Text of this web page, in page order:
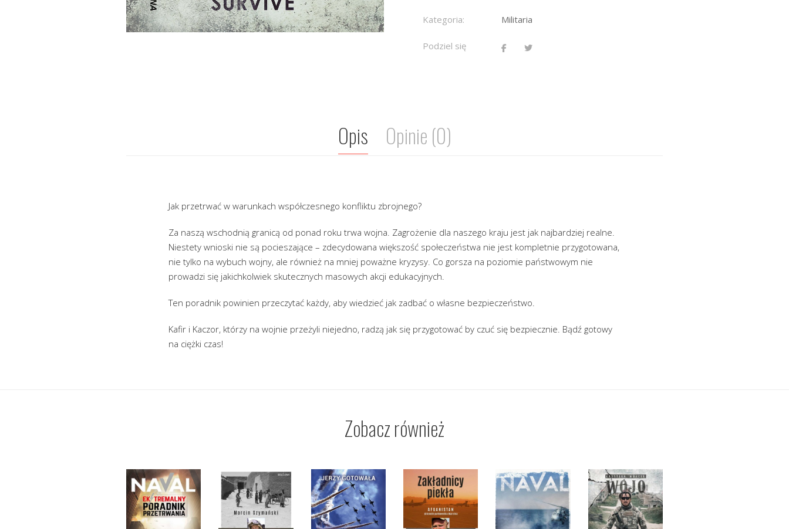
Kategoria: Militaria
Podziel się
Opis Opinie (0)
Jak przetrwać w warunkach współczesnego konfliktu zbrojnego?
Za naszą wschodnią granicą od ponad roku trwa wojna. Zagrożenie dla naszego kraju jest jak najbardziej realne.
Niestety wnioski nie są pocieszające – zdecydowana większość społeczeństwa nie jest kompletnie przygotowana,
nie tylko na wybuch wojny, ale również na mniej poważne kryzysy. Co gorsza na poziomie państwowym nie
prowadzi się jakichkolwiek skutecznych masowych akcji edukacyjnych.
Ten poradnik powinien przeczytać każdy, aby wiedzieć jak zadbać o własne bezpieczeństwo.
Kafir i Kaczor, którzy na wojnie przeżyli niejedno, radzą jak się przygotować by czuć się bezpiecznie. Bądź gotowy
na ciężki czas!
Zobacz również